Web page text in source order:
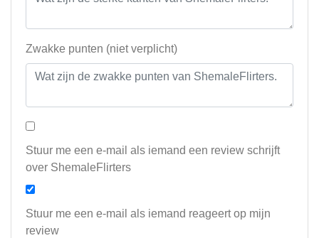
Zwakke punten (niet verplicht)
Stuur me een e-mail als iemand een review schrijft
over ShemaleFlirters
Stuur me een e-mail als iemand reageert op mijn
review